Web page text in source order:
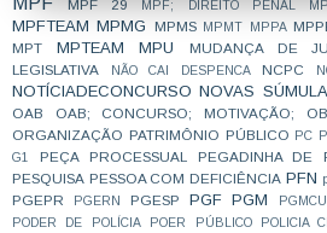
MPF 29 MPF; DIREITO PENAL
MPFTEAM MPMG MPMS MPMT MPPA
MPT
MPTEAM MPU MUDANÇA DE
LEGISLATIVA
NÃO CAI DESPENCA NCPC
NOTÍCIADECONCURSO NOVAS
OAB OAB; CONCURSO; MOTIVAÇÃO;
ORGANIZAÇÃO PATRIMÔNIO PÚBLICO PC
G1
PEÇA PROCESSUAL PEGADINHA DE
PESQUISA PESSOA COM DEFICIÊNCIA PFN
PGEPR PGERN PGESP PGF PGM
PODER DE POLÍCIA POER PÚBLICO POLICIA